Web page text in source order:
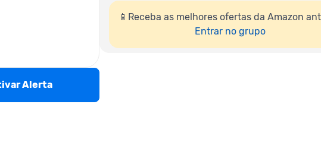
Alerta
📱Receba as melhores ofertas da Amazon
Entrar no grupo